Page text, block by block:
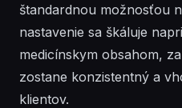
štandardnou možnosťou
nastavenie sa škáluje
medicínskym obsahom,
zostane konzistentný a
klientov.